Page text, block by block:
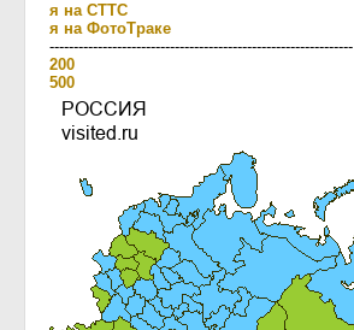
я на СТТС
я на ФотоТраке
---------------------------------------------------------------
200
500